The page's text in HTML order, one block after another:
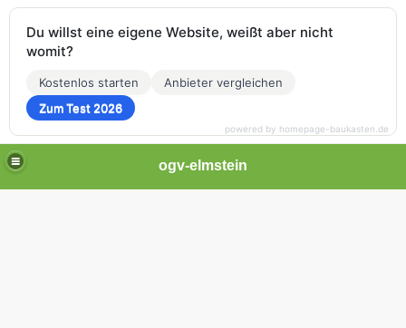
ogv-elmstein
Du willst eine eigene Website, weißt aber nicht
womit?
Kostenlos starten
Anbieter vergleichen
Zum Test 2026
powered by homepage-baukasten.de